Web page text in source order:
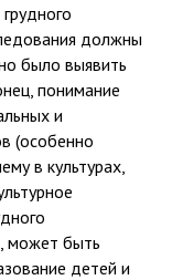
должны
было выявить
понимание
и
(особенно
в культурах,
может быть
детей и